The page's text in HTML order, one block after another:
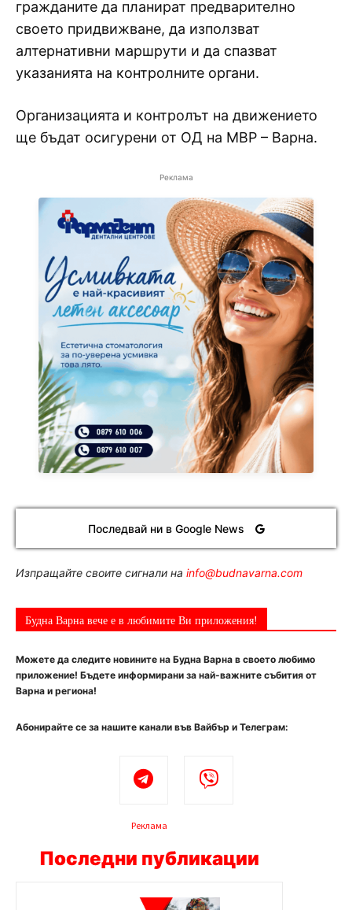
гражданите да планират предварително
своето придвижване, да използват
алтернативни маршрути и да спазват
указанията на контролните органи.
Организацията и контролът на движението
ще бъдат осигурени от ОД на МВР – Варна.
Реклама
Последвай ни в Google News
Изпращайте своите сигнали на info@budnavarna.com
Будна Варна вече е в любимите Ви приложения!
Можете да следите новините на Будна Варна в своето любимо
приложение! Бъдете информирани за най-важните събития от
Варна и региона!
Абонирайте се за нашите канали във Вайбър и Телеграм:
Реклама
Последни публикации